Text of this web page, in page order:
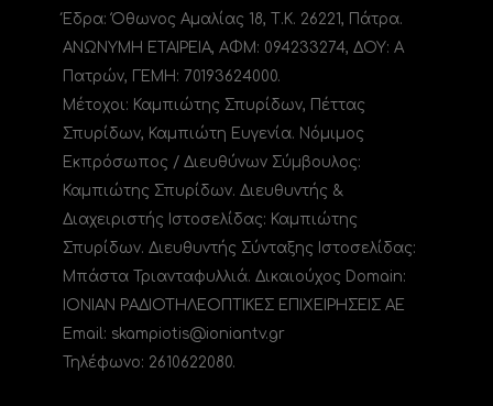
Έδρα: Όθωνος Αμαλίας 18, Τ.Κ. 26221, Πάτρα.
ΑΝΩΝΥΜΗ ΕΤΑΙΡΕΙΑ, ΑΦΜ: 094233274, ΔΟΥ: A
Πατρών, ΓΕΜΗ: 70193624000.
Μέτοχοι: Καμπιώτης Σπυρίδων, Πέττας
Σπυρίδων, Καμπιώτη Ευγενία. Νόμιμος
Εκπρόσωπος / Διευθύνων Σύμβουλος:
Καμπιώτης Σπυρίδων. Διευθυντής &
Διαχειριστής Ιστοσελίδας: Καμπιώτης
Σπυρίδων. Διευθυντής Σύνταξης Ιστοσελίδας:
Μπάστα Τριανταφυλλιά. Δικαιούχος Domain:
ΙΟΝΙΑΝ ΡΑΔΙΟΤΗΛΕΟΠΤΙΚΕΣ ΕΠΙΧΕΙΡΗΣΕΙΣ ΑΕ
Email: skampiotis@ioniantv.gr
Τηλέφωνο: 2610622080.